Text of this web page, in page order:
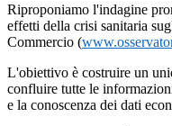
Riproponiamo l'indagine
effetti della crisi sanitaria
Commercio (
L'obiettivo è costruire un
confluire tutte le
e la conoscenza dei dati